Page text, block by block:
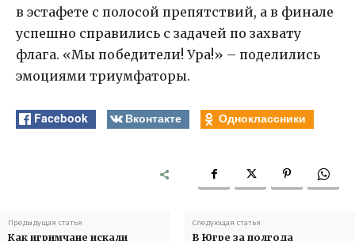
в эстафете с полосой препятствий, а в финале
успешно справились с задачей по захвату
флага. «Мы победители! Ура!» – поделились
эмоциями триумфаторы.
Facebook Вконтакте Одноклассники
Предыдущая статья
Как игримчане искали
Следующая статья
В Югре за полгода